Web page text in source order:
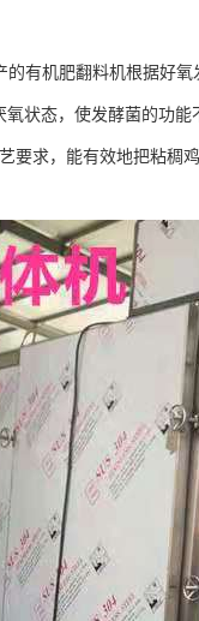
有机肥翻料机根据好
状态，使发酵菌的功
要求，能有效地把粘稠